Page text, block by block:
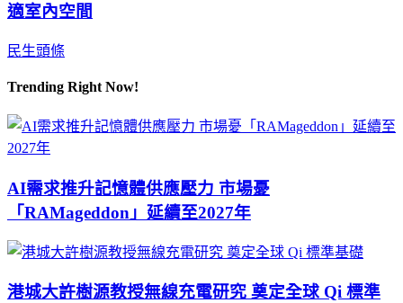
適室內空間
民生頭條
Trending Right Now!
AI需求推升記憶體供應壓力 市場憂
「RAMageddon」延續至2027年
港城大許樹源教授無線充電研究 奠定全球 Qi 標準